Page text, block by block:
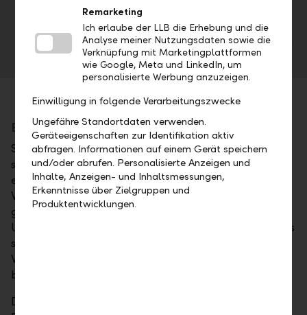
etwas ändern? Schon heute zeigt sich, wie
konsequent Donald Trump den Kongress umgeht.
Selbst eine demokratische Mehrheit dürfte ihn kaum
wesentlich bremsen.
Ein Schock nach dem anderen
Selbst wenn der Irankonflikt irgendwann beendet
sein wird, dürfte damit nicht automatisch Ruhe
einkehren. Seit der Pandemie wurde die
Weltwirtschaft immer wieder von neuen Schocks
getroffen: Lockdowns, Russlands Angriff auf die
Ukraine, Handelszölle und nun der Irankonflikt. Vieles
spricht dafür, dass solche Erschütterungen die
Weltwirtschaft auch in den kommenden Jahren
begleiten werden.
Die Welt ist unruhiger geworden, seit die westliche
Remarketing
Ich erlaube der LLB die Erhebung und die
Analyse meiner Nutzungsdaten sowie die
Verknüpfung mit Marketingplattformen
wie Google, Meta und LinkedIn, um
personalisierte Werbung anzuzeigen.
Einwilligung in folgende Verarbeitungszwecke
Ungefähre Standortdaten verwenden.
Geräteeigenschaften zur Identifikation aktiv
abfragen. Informationen auf einem Gerät speichern
und/oder abrufen. Personalisierte Anzeigen und
Inhalte, Anzeigen- und Inhaltsmessungen,
Erkenntnisse über Zielgruppen und
Produktentwicklungen.